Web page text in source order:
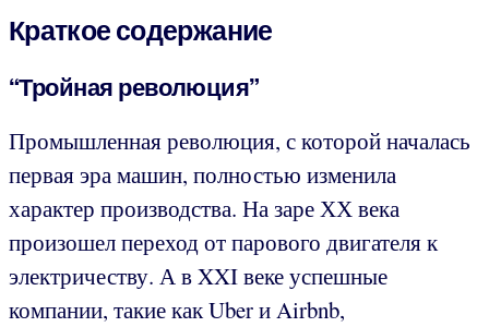
Краткое содержание
“Тройная революция”
Промышленная революция, с которой началась
первая эра машин, полностью изменила
характер производства. На заре ХХ века
произошел переход от парового двигателя к
электричеству. А в XXI веке успешные
компании, такие как Uber и Airbnb,